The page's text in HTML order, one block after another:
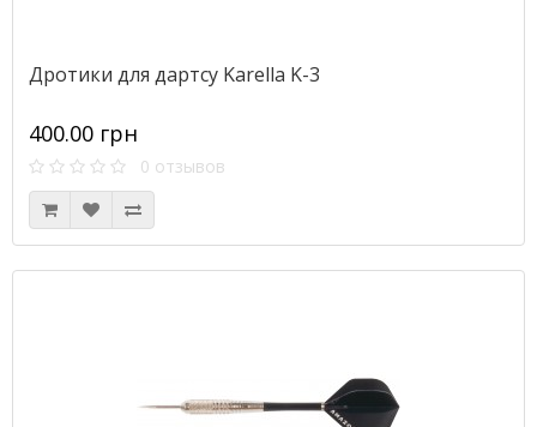
Дротики для дартсу Karella K-3
400.00 грн
0 отзывов